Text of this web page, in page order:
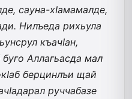
сауна-хIамамалде,
Нилъеда рихьула
къачIан,
Аллагьасда мал
берцинлъи щай
руччабазе